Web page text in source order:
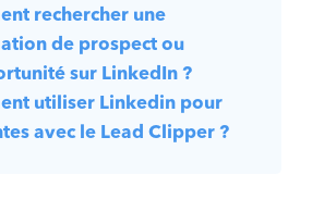
rechercher une
de prospect ou
sur LinkedIn ?
utiliser Linkedin pour
avec le Lead Clipper ?